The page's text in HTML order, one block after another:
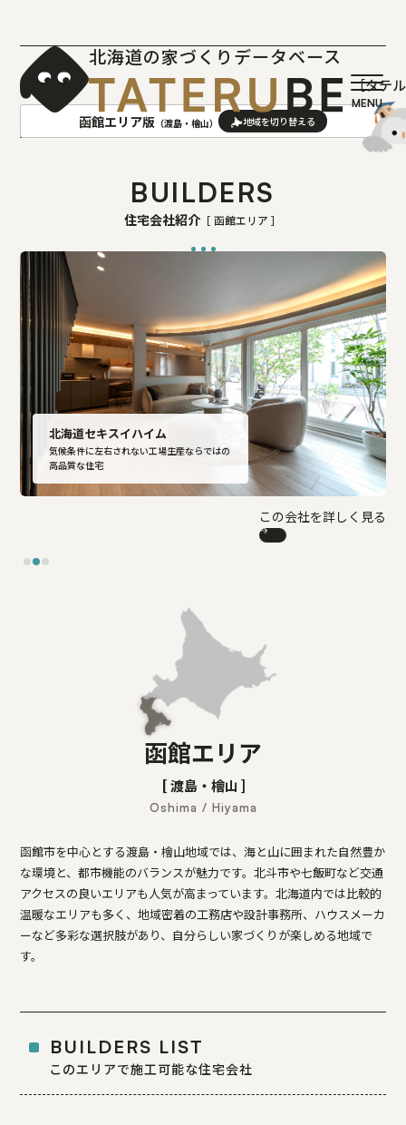
北海道の家づくりデータベース
［タテ
函館エリア版 （渡島・檜山）
札幌(石狩･空知･後志)版
旭川(上川･留萌･宗谷)版
函館(渡島･檜山)版
帯広(十勝)版
室蘭(胆振･日高)版
北見(オホーツク)版
BUILDERS
住宅会社紹介 ［ 函館エリア ］
ハウジング・コバヤシ
品質で選ばれる“函館基準”の家づくり
北海道セキスイハイム
気候条件に左右されない工場生産ならではの
高品質な住宅
この会社を詳しく見る
紀の國建設
函館・道南地域の気候風土を熟知した妥協し
ない住まい
函館エリア
[ 渡島・檜山 ]
Oshima / Hiyama
函館市を中心とする渡島・檜山地域では、海と山に囲まれた自然豊か
な環境と、都市機能のバランスが魅力です。北斗市や七飯町など交通
アクセスの良いエリアも人気が高まっています。北海道内では比較的
温暖なエリアも多く、地域密着の工務店や設計事務所、ハウスメーカ
ーなど多彩な選択肢があり、自分らしい家づくりが楽しめる地域で
す。
BUILDERS LIST
このエリアで施工可能な住宅会社